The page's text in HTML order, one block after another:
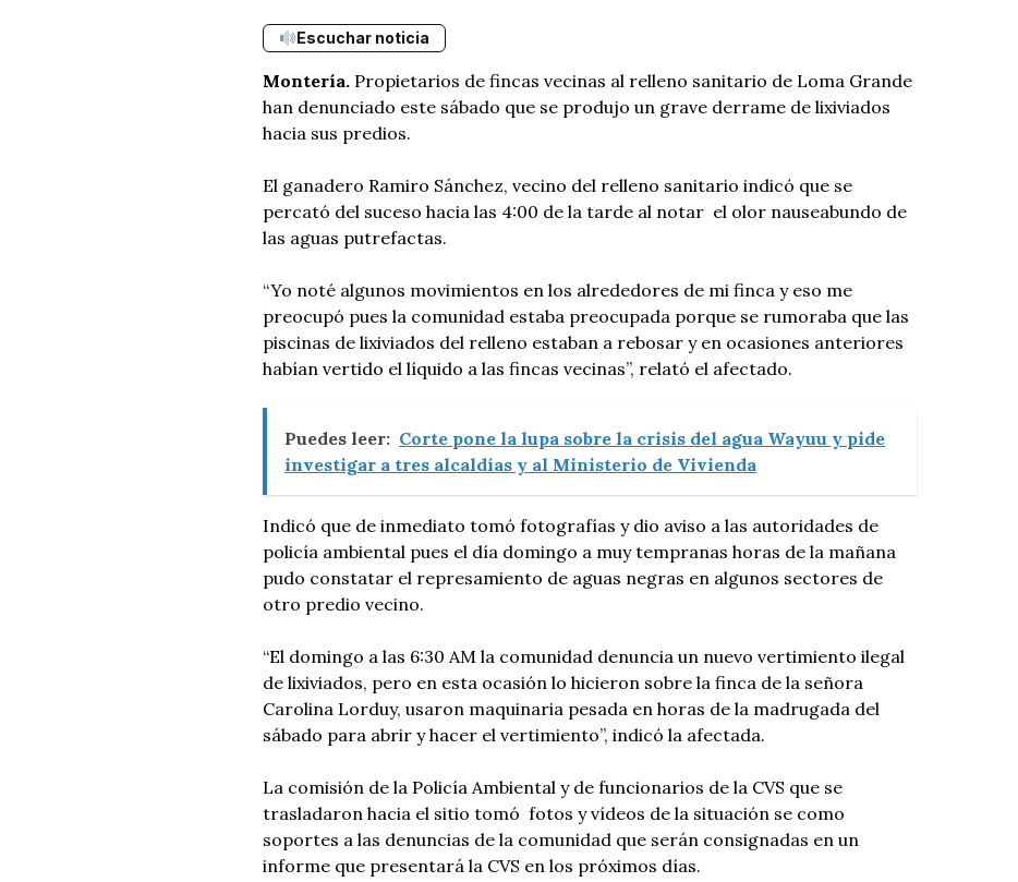
Escuchar noticia
Montería. Propietarios de fincas vecinas al relleno sanitario de Loma Grande
han denunciado este sábado que se produjo un grave derrame de lixiviados
hacia sus predios.
El ganadero Ramiro Sánchez, vecino del relleno sanitario indicó que se
percató del suceso hacia las 4:00 de la tarde al notar el olor nauseabundo de
las aguas putrefactas.
“Yo noté algunos movimientos en los alrededores de mi finca y eso me
preocupó pues la comunidad estaba preocupada porque se rumoraba que las
piscinas de lixiviados del relleno estaban a rebosar y en ocasiones anteriores
habían vertido el líquido a las fincas vecinas”, relató el afectado.
Puedes leer: Corte pone la lupa sobre la crisis del agua Wayuu y pide
investigar a tres alcaldías y al Ministerio de Vivienda
Indicó que de inmediato tomó fotografías y dio aviso a las autoridades de
policía ambiental pues el día domingo a muy tempranas horas de la mañana
pudo constatar el represamiento de aguas negras en algunos sectores de
otro predio vecino.
“El domingo a las 6:30 AM la comunidad denuncia un nuevo vertimiento ilegal
de lixiviados, pero en esta ocasión lo hicieron sobre la finca de la señora
Carolina Lorduy, usaron maquinaria pesada en horas de la madrugada del
sábado para abrir y hacer el vertimiento”, indicó la afectada.
La comisión de la Policía Ambiental y de funcionarios de la CVS que se
trasladaron hacia el sitio tomó fotos y vídeos de la situación se como
soportes a las denuncias de la comunidad que serán consignadas en un
informe que presentará la CVS en los próximos días.